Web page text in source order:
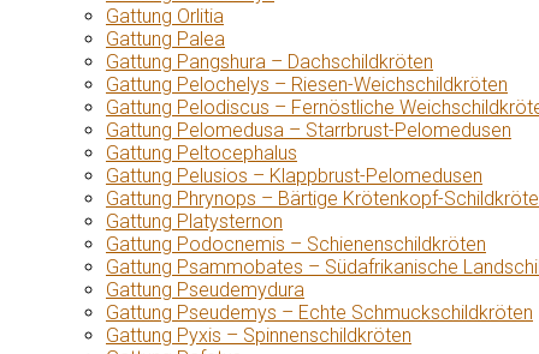
Gattung Orlitia
Gattung Palea
Gattung Pangshura – Dachschildkröten
Gattung Pelochelys – Riesen-Weichschildkröten
Gattung Pelodiscus – Fernöstliche
Gattung Pelomedusa – Starrbrust-Pelomedusen
Gattung Peltocephalus
Gattung Pelusios – Klappbrust-Pelomedusen
Gattung Phrynops – Bärtige Krötenkopf-
Gattung Platysternon
Gattung Podocnemis – Schienenschildkröten
Gattung Psammobates – Südafrikanische
Gattung Pseudemydura
Gattung Pseudemys – Echte Schmuckschildkröten
Gattung Pyxis – Spinnenschildkröten